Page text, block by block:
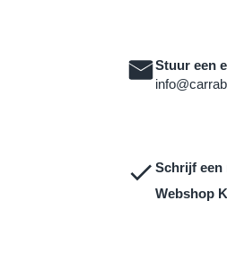
Stuur een
Schrijf een
Webshop